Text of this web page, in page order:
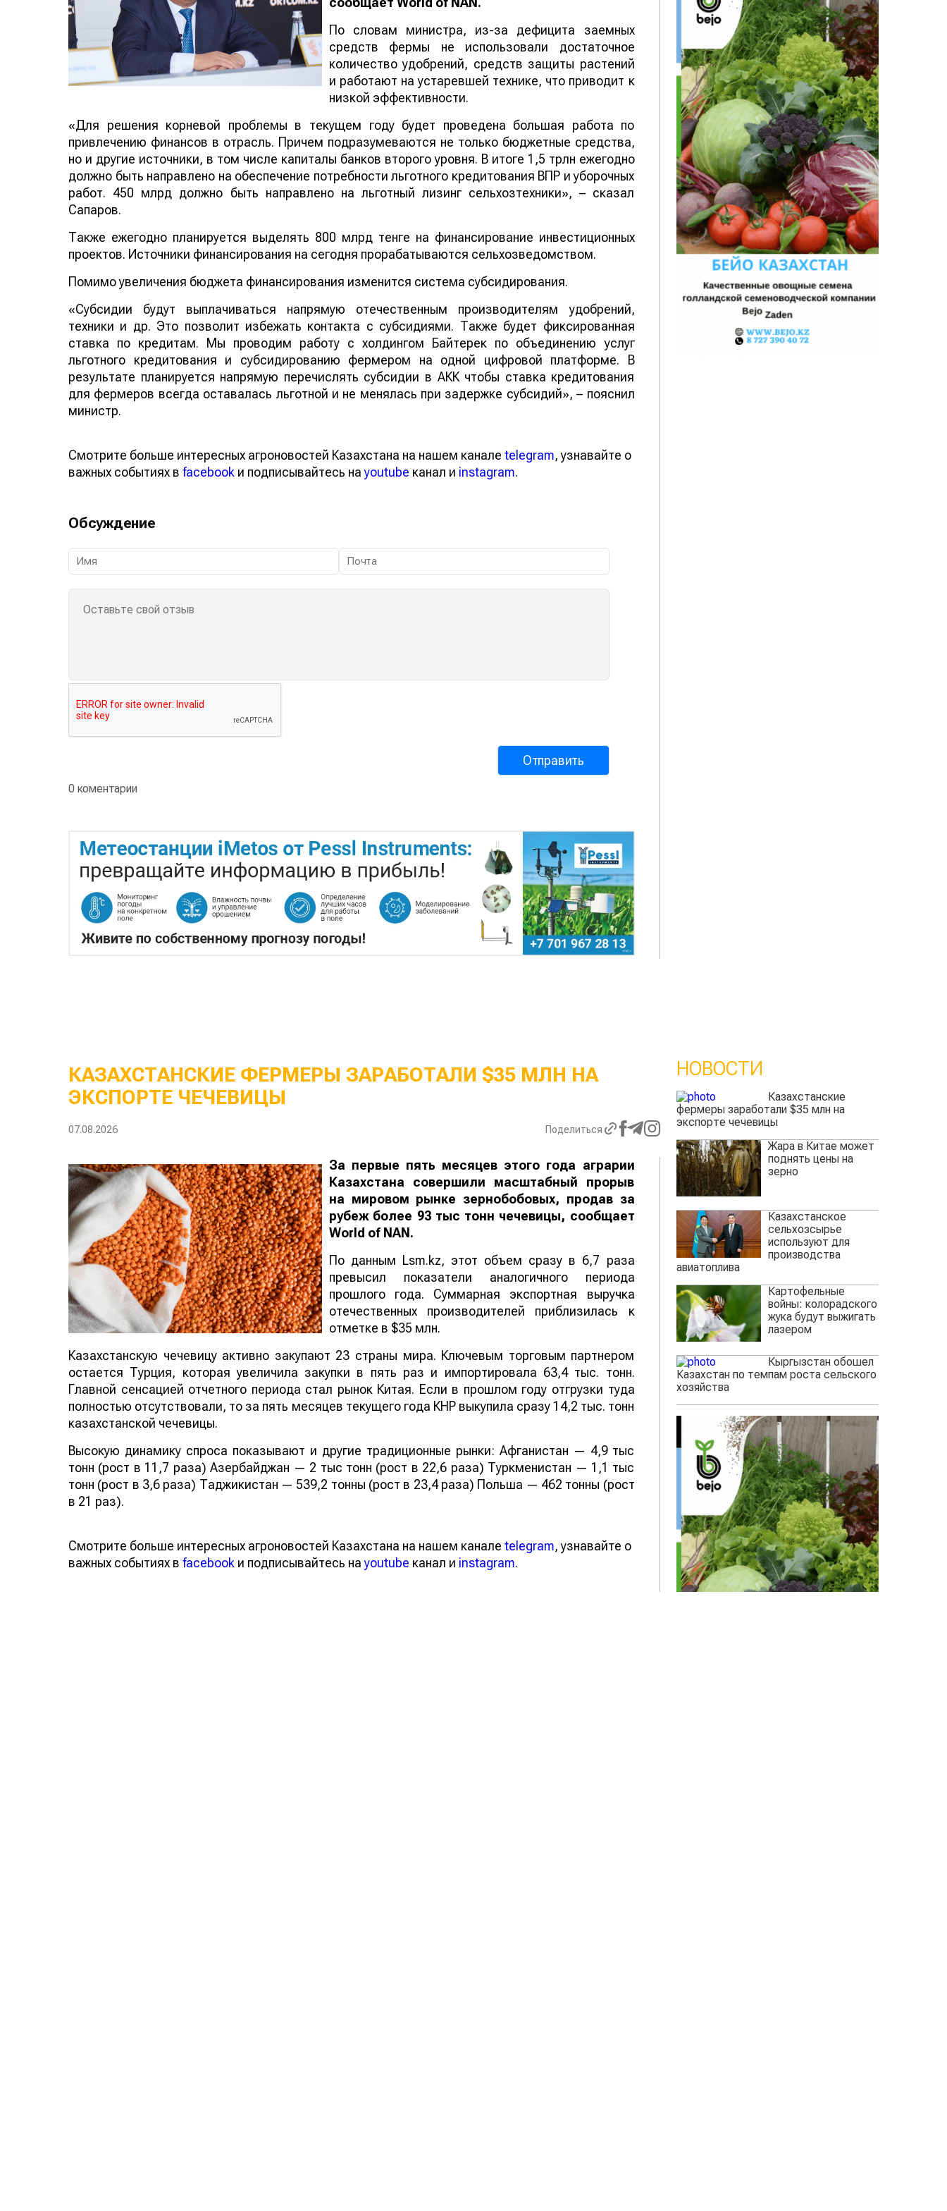
По словам министра, из-за дефицита заемных
средств фермы не использовали достаточное
количество удобрений, средств защиты растений
и работают на устаревшей технике, что приводит к
низкой эффективности.
«Для решения корневой проблемы в текущем году будет проведена большая работа по
привлечению финансов в отрасль. Причем подразумеваются не только бюджетные средства,
но и другие источники, в том числе капиталы банков второго уровня. В итоге 1,5 трлн ежегодно
должно быть направлено на обеспечение потребности льготного кредитования ВПР и уборочных
работ. 450 млрд должно быть направлено на льготный лизинг сельхозтехники», – сказал
Сапаров.
Также ежегодно планируется выделять 800 млрд тенге на финансирование инвестиционных
проектов. Источники финансирования на сегодня прорабатываются сельхозведомством.
Помимо увеличения бюджета финансирования изменится система субсидирования.
«Субсидии будут выплачиваться напрямую отечественным производителям удобрений,
техники и др. Это позволит избежать контакта с субсидиями. Также будет фиксированная
ставка по кредитам. Мы проводим работу с холдингом Байтерек по объединению услуг
льготного кредитования и субсидированию фермером на одной цифровой платформе. В
результате планируется напрямую перечислять субсидии в АКК чтобы ставка кредитования
для фермеров всегда оставалась льготной и не менялась при задержке субсидий», – пояснил
министр.
Смотрите больше интересных агроновостей Казахстана на нашем канале telegram, узнавайте о
важных событиях в facebook и подписывайтесь наyoutube канал и instagram.
Обсуждение
0 коментарии
КАЗАХСТАНСКИЕ ФЕРМЕРЫ ЗАРАБОТАЛИ $35 МЛН НА
ЭКСПОРТЕ ЧЕЧЕВИЦЫ
07.08.2026 Поделиться
За первые пять месяцев этого года аграрии
Казахстана совершили масштабный прорыв
на мировом рынке зернобобовых, продав за
рубеж более 93 тыс тонн чечевицы, сообщает
World of NAN .
По данным Lsm.kz, этот объем сразу в 6,7 раза
превысил показатели аналогичного периода
прошлого года. Суммарная экспортная выручка
отечественных производителей приблизилась к
отметке в $35 млн.
Казахстанскую чечевицу активно закупают 23 страны мира. Ключевым торговым партнером
остается Турция, которая увеличила закупки в пять раз и импортировала 63,4 тыс. тонн.
Главной сенсацией отчетного периода стал рынок Китая. Если в прошлом году отгрузки туда
полностью отсутствовали, то за пять месяцев текущего года КНР выкупила сразу 14,2 тыс. тонн
казахстанской чечевицы.
Высокую динамику спроса показывают и другие традиционные рынки: Афганистан — 4,9 тыс
тонн (рост в 11,7 раза) Азербайджан — 2 тыс тонн (рост в 22,6 раза) Туркменистан — 1,1 тыс
тонн (рост в 3,6 раза) Таджикистан — 539,2 тонны (рост в 23,4 раза) Польша — 462 тонны (рост
в 21 раз).
Смотрите больше интересных агроновостей Казахстана на нашем канале telegram, узнавайте о
важных событиях в facebook и подписывайтесь наyoutube канал и instagram.
НОВОСТИ
Казахстанские
фермеры заработали $35 млн на
экспорте чечевицы
Жара в Китае может
поднять цены на
зерно
Казахстанское
сельхозсырье
используют для
производства
авиатоплива
Картофельные
войны: колорадского
жука будут выжигать
лазером
Кыргызстан обошел
Казахстан по темпам роста сельского
хозяйства